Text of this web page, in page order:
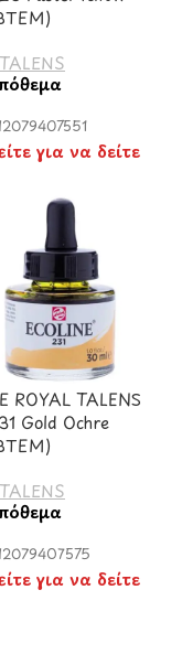
για να δείτε
ROYAL TALENS
Gold Ochre
για να δείτε